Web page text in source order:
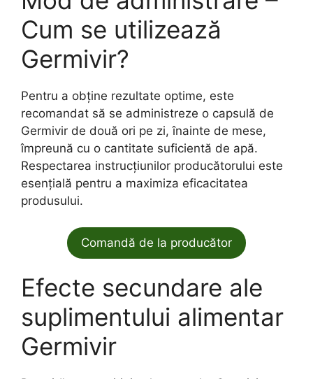
Cum se utilizează
Germivir?
Pentru a obține rezultate optime, este
recomandat să se administreze o capsulă de
Germivir de două ori pe zi, înainte de mese,
împreună cu o cantitate suficientă de apă.
Respectarea instrucțiunilor producătorului este
esențială pentru a maximiza eficacitatea
produsului.
Comandă de la producător
Efecte secundare ale
suplimentului alimentar
Germivir